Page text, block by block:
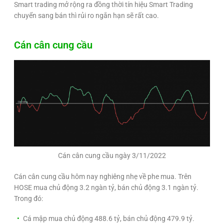
Smart trading mở rộng ra đồng thời tín hiệu Smart Trading
chuyển sang bán thì rủi ro ngắn hạn sẽ rất cao.
Cán cân cung cầu
Cán cân cung cầu ngày 3/11/2022
Cán cân cung cầu hôm nay nghiêng nhẹ về phe mua. Trên
HOSE mua chủ động 3.2 ngàn tỷ, bán chủ động 3.1 ngàn tỷ.
Trong đó:
Cá mập mua chủ động 488.6 tỷ, bán chủ động 479.9 tỷ.